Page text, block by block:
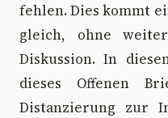
fehlen. Dies kommt
gleich, ohne
Diskussion. In
dieses Offenen
Distanzierung zur